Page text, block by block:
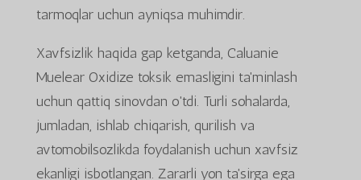
tarmoqlar uchun ayniqsa muhimdir.
Xavfsizlik haqida gap ketganda, Caluanie
Muelear Oxidize toksik emasligini ta'minlash
uchun qattiq sinovdan o'tdi. Turli sohalarda,
jumladan, ishlab chiqarish, qurilish va
avtomobilsozlikda foydalanish uchun xavfsiz
ekanligi isbotlangan. Zararli yon ta'sirga ega